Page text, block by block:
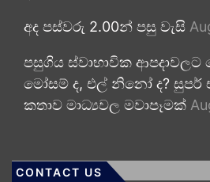
අද පස්වරු 2.00න් පසු වැසි
පසුගිය ස්වාභාවික
මෝසම් ද, එල් නිනෝ ද?
කතාව මාධ්‍යවල මවාපෑමක්
CONTACT US